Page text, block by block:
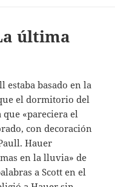
última
basado en la
el dormitorio del
«pareciera el
con decoración
Hauer
en la lluvia» de
a Scott en el